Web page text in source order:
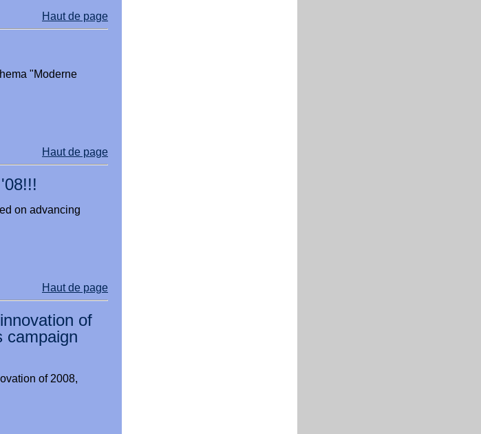
Haut de page
"Moderne
Haut de page
on advancing
Haut de page
of
campaign
of 2008,